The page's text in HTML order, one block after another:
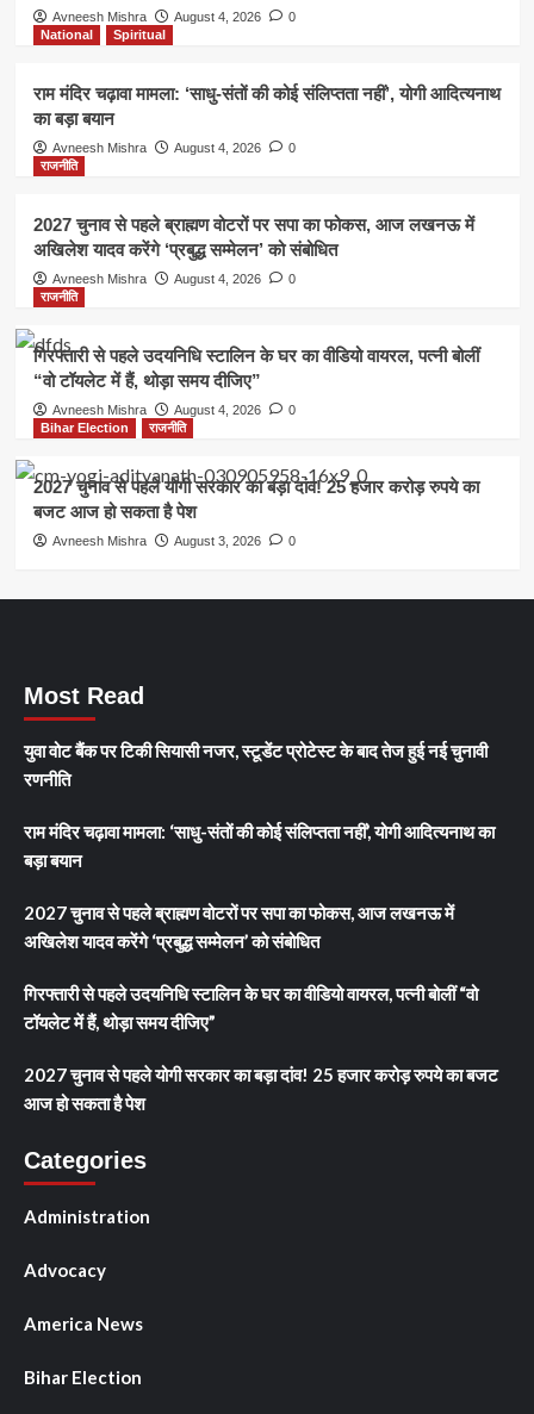
Avneesh Mishra August 4, 2026
0
National
Spiritual
राम मंदिर चढ़ावा मामला: ‘साधु-संतों की कोई संलिप्तता नहीं’, योगी आदित्यनाथ
का बड़ा बयान
Avneesh Mishra August 4, 2026
0
राजनीति
2027 चुनाव से पहले ब्राह्मण वोटरों पर सपा का फोकस, आज लखनऊ में
अखिलेश यादव करेंगे ‘प्रबुद्ध सम्मेलन’ को संबोधित
Avneesh Mishra August 4, 2026
0
राजनीति
गिरफ्तारी से पहले उदयनिधि स्टालिन के घर का वीडियो वायरल, पत्नी बोलीं
“वो टॉयलेट में हैं, थोड़ा समय दीजिए”
Avneesh Mishra August 4, 2026
0
Bihar Election
राजनीति
2027 चुनाव से पहले योगी सरकार का बड़ा दांव! 25 हजार करोड़ रुपये का
बजट आज हो सकता है पेश
Avneesh Mishra August 3, 2026 0
Most Read
युवा वोट बैंक पर टिकी सियासी नजर, स्टूडेंट प्रोटेस्ट के बाद तेज हुई नई चुनावी
रणनीति
राम मंदिर चढ़ावा मामला: ‘साधु-संतों की कोई संलिप्तता नहीं’, योगी आदित्यनाथ का
बड़ा बयान
2027 चुनाव से पहले ब्राह्मण वोटरों पर सपा का फोकस, आज लखनऊ में
अखिलेश यादव करेंगे ‘प्रबुद्ध सम्मेलन’ को संबोधित
गिरफ्तारी से पहले उदयनिधि स्टालिन के घर का वीडियो वायरल, पत्नी बोलीं “वो
टॉयलेट में हैं, थोड़ा समय दीजिए”
2027 चुनाव से पहले योगी सरकार का बड़ा दांव! 25 हजार करोड़ रुपये का बजट
आज हो सकता है पेश
Categories
Administration
Advocacy
America News
Bihar Election